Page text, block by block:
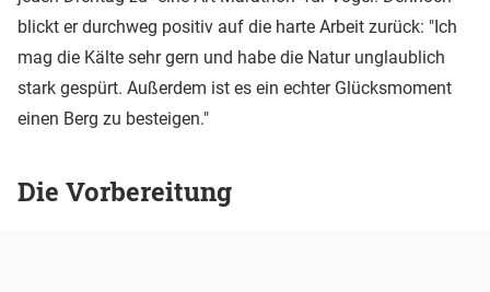
blickt er durchweg positiv auf die harte Arbeit zurück: "Ich
mag die Kälte sehr gern und habe die Natur unglaublich
stark gespürt. Außerdem ist es ein echter Glücksmoment
einen Berg zu besteigen."
Die Vorbereitung